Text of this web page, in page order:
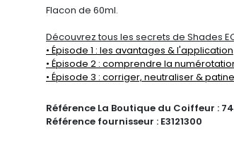
Flacon de 60ml.
Découvrez tous les secrets de Shades
• Épisode 1 : les avantages & l'application
• Épisode 2 : comprendre la
• Épisode 3 : corriger, neutraliser &
Référence La Boutique du Coiffeur :
Référence fournisseur : E3121300